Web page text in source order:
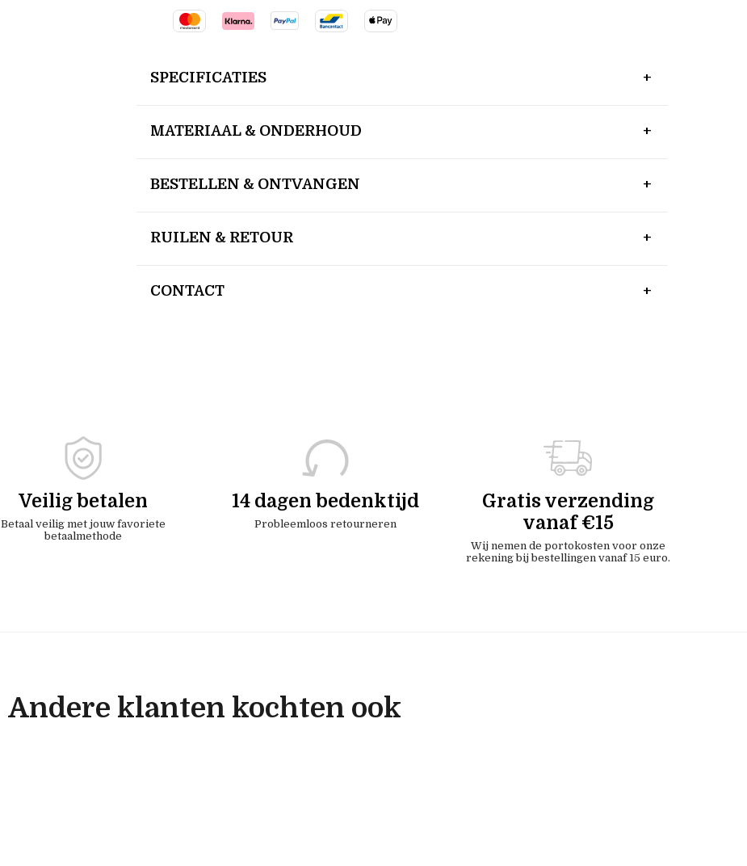
SPECIFICATIES
MATERIAAL & ONDERHOUD
BESTELLEN & ONTVANGEN
RUILEN & RETOUR
CONTACT
Veilig betalen
Betaal veilig met jouw favoriete
betaalmethode
14 dagen bedenktijd
Probleemloos retourneren
Gratis verzending
vanaf €15
Wij nemen de portokosten voor onze
rekening bij bestellingen vanaf 15 euro.
Andere klanten kochten ook